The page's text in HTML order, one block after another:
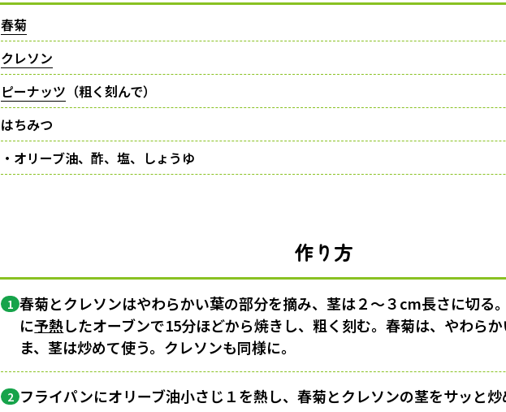
春菊
クレソン
ピーナッツ （粗く刻んで）
はちみつ
・オリーブ油、酢、塩、しょうゆ
作り方
1 春菊とクレソンはやわらかい葉の部分を摘み、茎は２〜３cm長さに切
に予熱したオーブンで15分ほどから焼きし、粗く刻む。春菊は、やわら
ま、茎は炒めて使う。クレソンも同様に。
2 フライパンにオリーブ油小さじ１を熱し、春菊とクレソンの茎をサッと